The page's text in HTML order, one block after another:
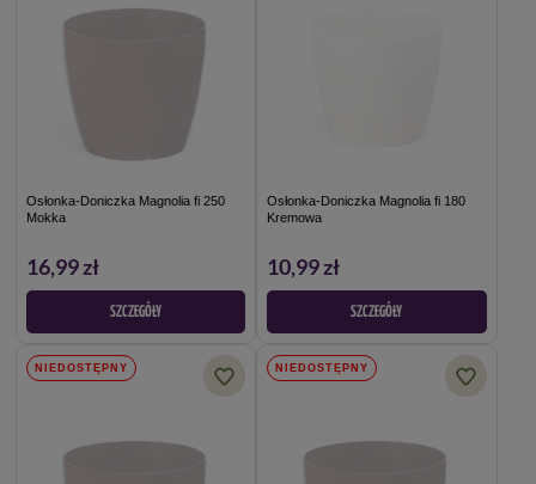
Osłonka-Doniczka Magnolia fi 250
Mokka
16,99 zł
SZCZEGÓŁY
Osłonka-Doniczka Magnolia fi 180
Kremowa
10,99 zł
SZCZEGÓŁY
NIEDOSTĘPNY NIEDOSTĘPNY